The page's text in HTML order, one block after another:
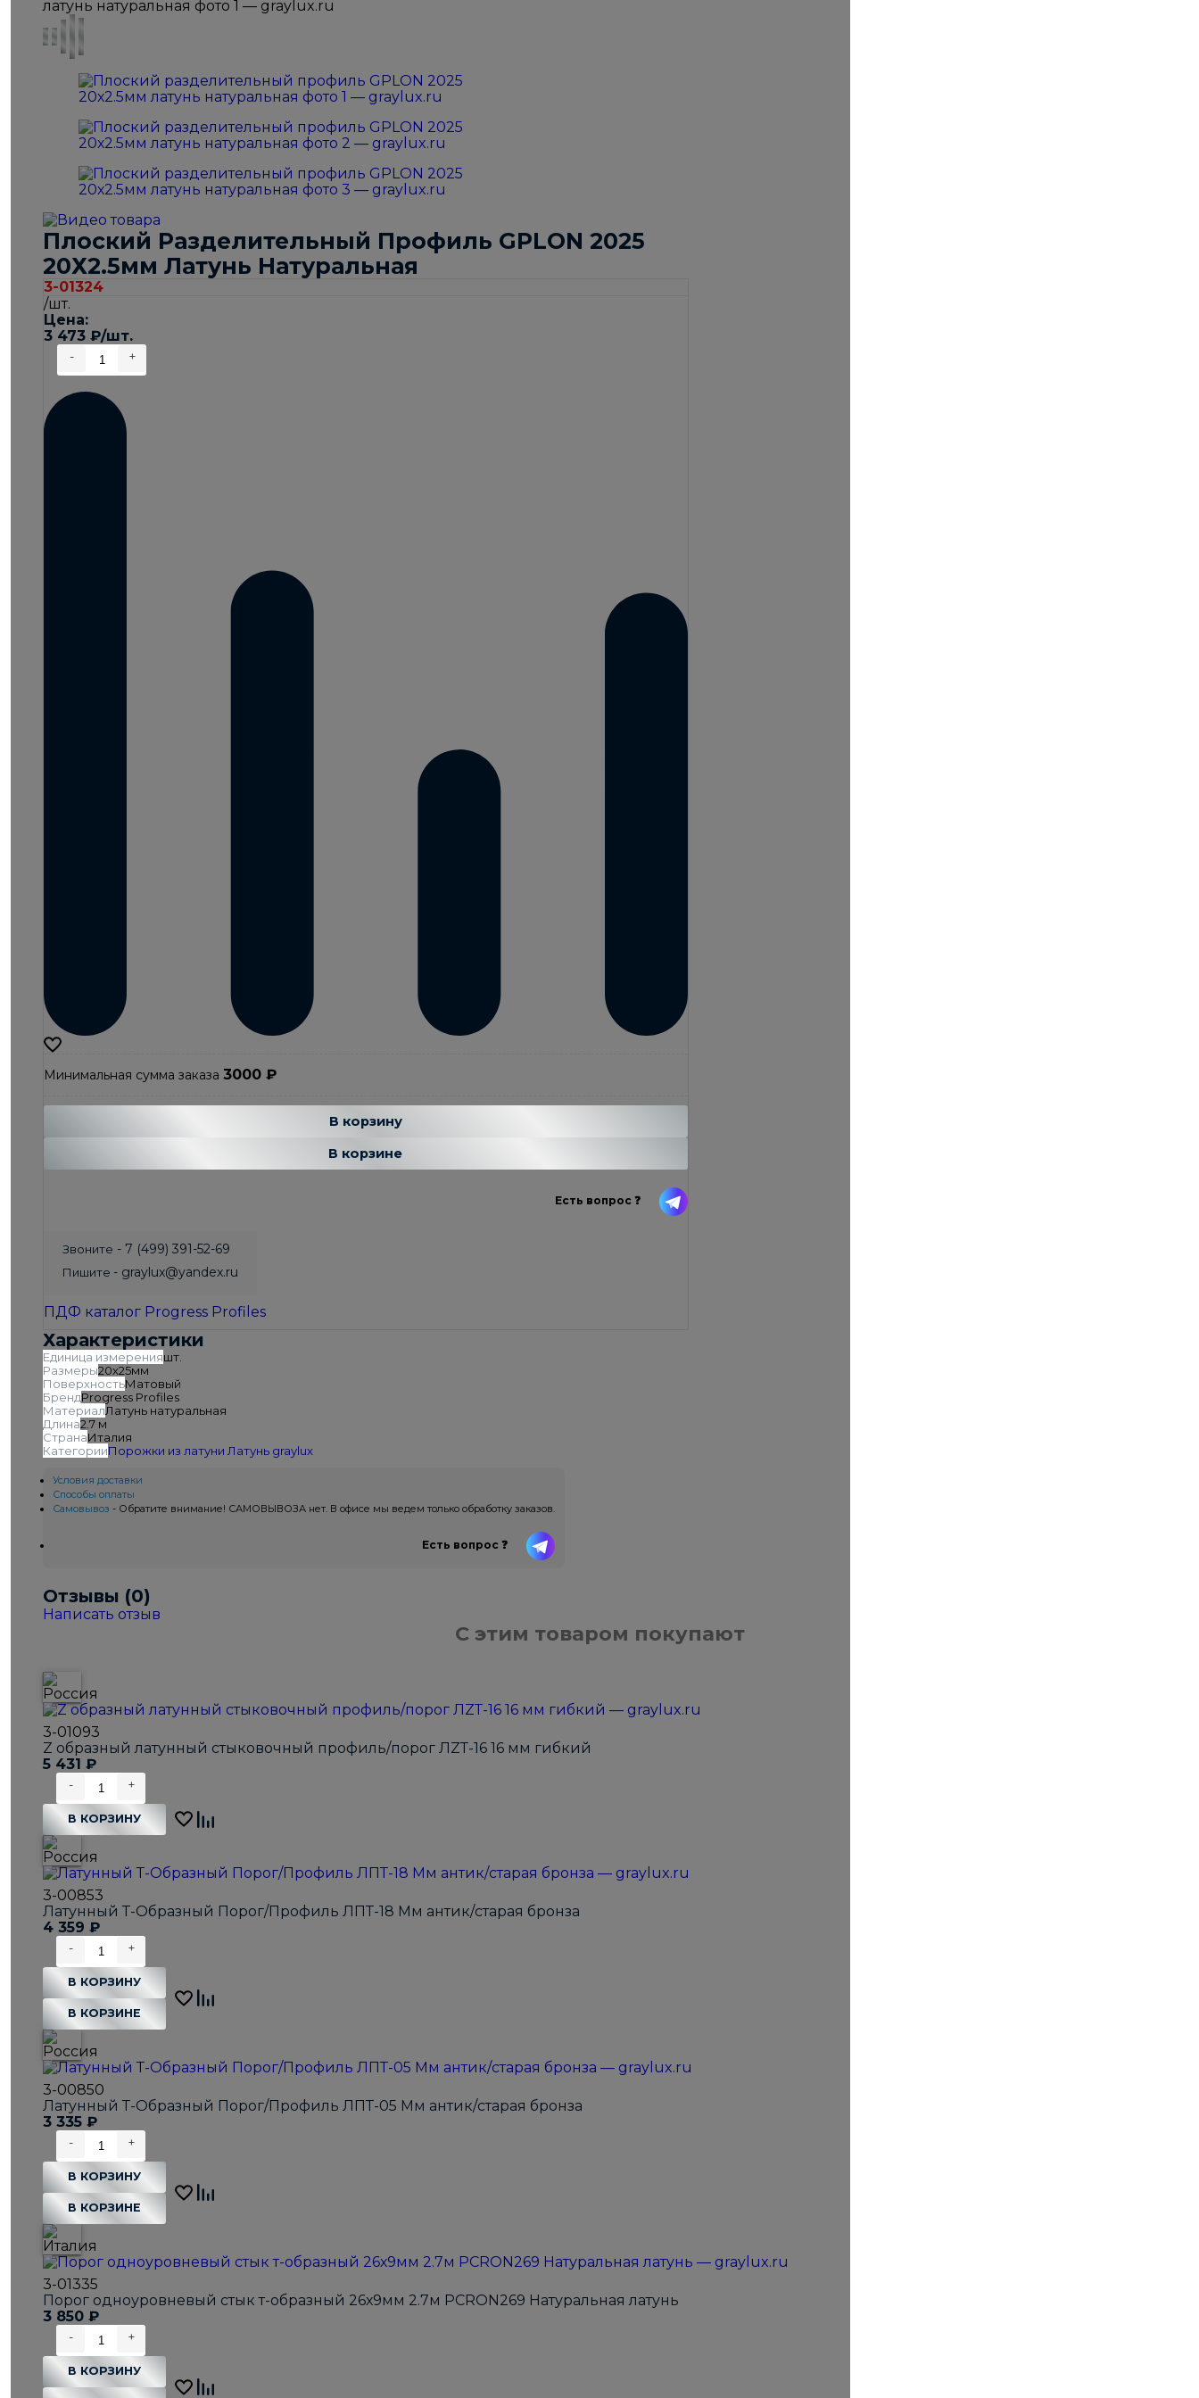
Плоский Разделительный Профиль GPLON 2025
20Х2.5мм Латунь Натуральная
3-01324
/шт.
Цена:
3 473 ₽/шт.
- +
Минимальная сумма заказа 3000 ₽
В корзину
В корзине
Есть вопрос ❓
Звоните - 7 (499) 391-52-69
Пишите - graylux@yandex.ru
ПДФ каталог Progress Profiles
Характеристики
Единица измеренияшт.
Размеры20х25мм
ПоверхностьМатовый
БрендProgress Profiles
МатериалЛатунь натуральная
Длина2.7 м
СтранаИталия
КатегорииПорожки из латуни Латунь graylux
Условия доставки
Способы оплаты
Самовывоз - Обратите внимание! САМОВЫВОЗА нет. В офисе мы ведем только обработку заказов.
Есть вопрос ❓
Отзывы (0)
Написать отзыв
С этим товаром покупают
3-01093
Z образный латунный стыковочный профиль/порог ЛZТ-16 16 мм гибкий
5 431 ₽
- +
В КОРЗИНУ
3-00853
Латунный Т-Образный Порог/Профиль ЛПТ-18 Мм антик/старая бронза
4 359 ₽
- +
В КОРЗИНУ
В КОРЗИНЕ
3-00850
Латунный Т-Образный Порог/Профиль ЛПТ-05 Мм антик/старая бронза
3 335 ₽
- +
В КОРЗИНУ
В КОРЗИНЕ
3-01335
Порог одноуровневый стык т-образный 26х9мм 2.7м PCRON269 Натуральная латунь
3 850 ₽
- +
В КОРЗИНУ